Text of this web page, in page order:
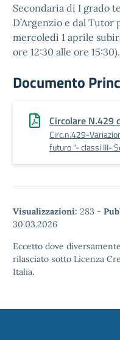
Secondaria di I grado
D’Argenzio e dal Tutor
mercoledì 1 aprile
ore 12:30 alle ore
Documento
Circolare
Circ.n.429-
futuro "- classi III-
Visualizzazioni: 283 -
30.03.2026
Eccetto dove
rilasciato sotto Licenza
Italia.